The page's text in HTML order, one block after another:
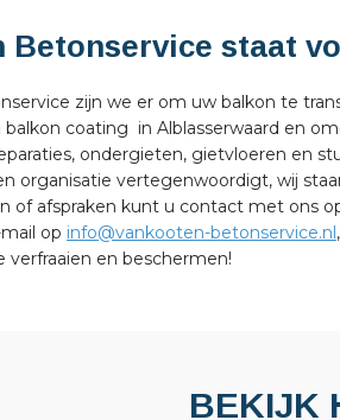
Betonservice staat
zijn we er om uw balkon te
coating in Alblasserwaard en
ondergieten, gietvloeren en
organisatie vertegenwoordigt, wij
of afspraken kunt u contact met ons
op info@vankooten-betonservice.nl
en beschermen!
BEKIJK